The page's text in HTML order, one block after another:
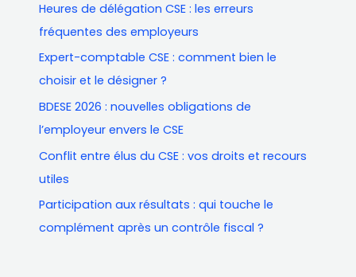
Heures de délégation CSE : les erreurs
fréquentes des employeurs
Expert-comptable CSE : comment bien le
choisir et le désigner ?
BDESE 2026 : nouvelles obligations de
l’employeur envers le CSE
Conflit entre élus du CSE : vos droits et recours
utiles
Participation aux résultats : qui touche le
complément après un contrôle fiscal ?